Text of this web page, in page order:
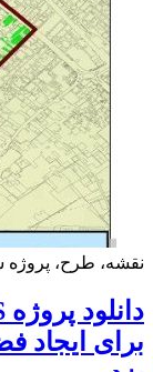
طرح، پروژه
ایجاد